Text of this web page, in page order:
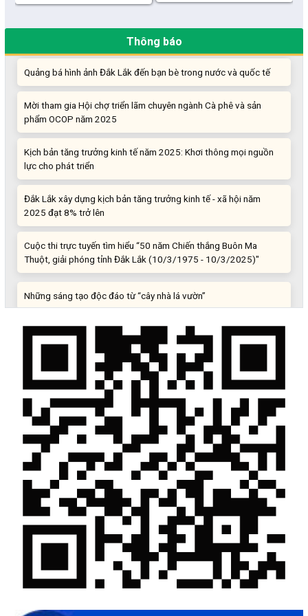
Thông báo
“Đi tắt, đón đầu” các công nghệ mới, công nghệ tương lai
Quảng bá hình ảnh Đắk Lắk đến bạn bè trong nước và quốc tế
Mời tham gia Hội chợ triển lãm chuyên ngành Cà phê và sản
phẩm OCOP năm 2025
Kịch bản tăng trưởng kinh tế năm 2025: Khơi thông mọi nguồn
lực cho phát triển
Đắk Lắk xây dựng kịch bản tăng trưởng kinh tế - xã hội năm
2025 đạt 8% trở lên
Cuộc thi trực tuyến tìm hiểu “50 năm Chiến thắng Buôn Ma
Thuột, giải phóng tỉnh Đắk Lắk (10/3/1975 - 10/3/2025)"
Những sáng tạo độc đáo từ “cây nhà lá vườn”
Chế biến sâu – Nâng cao giá trị nông sản
“Đi tắt, đón đầu” các công nghệ mới, công nghệ tương lai
Mời tham gia Hội chợ triển lãm chuyên ngành Cà phê và sản
Kịch bản tăng trưởng kinh tế năm 2025: Khơi thông mọi nguồn
lực cho phát triển
2025 đạt 8% trở lên